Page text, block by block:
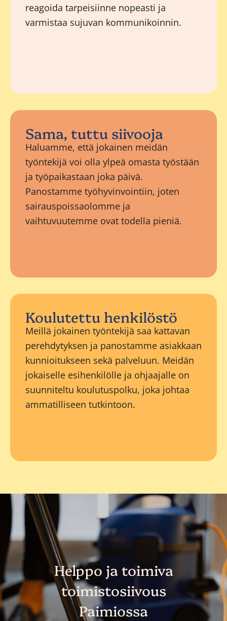
reagoida tarpeisiinne nopeasti ja
varmistaa sujuvan kommunikoinnin.
Sama, tuttu siivooja
Haluamme, että jokainen meidän
työntekijä voi olla ylpeä omasta työstään
ja työpaikastaan joka päivä.
Panostamme työhyvinvointiin, joten
sairauspoissaolomme ja
vaihtuvuutemme ovat todella pieniä.
Koulutettu henkilöstö
Meillä jokainen työntekijä saa kattavan
perehdytyksen ja panostamme asiakkaan
kunnioitukseen sekä palveluun. Meidän
jokaiselle esihenkilölle ja ohjaajalle on
suunniteltu koulutuspolku, joka johtaa
ammatilliseen tutkintoon.
Helppo ja toimiva
toimistosiivous
Paimiossa